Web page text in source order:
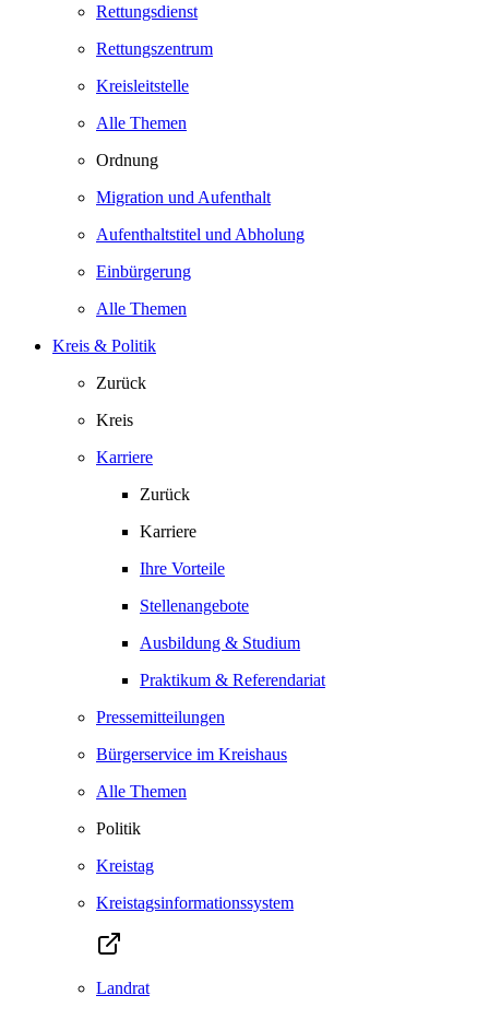
Rettungsdienst
Rettungszentrum
Kreisleitstelle
Alle Themen
Ordnung
Migration und Aufenthalt
Aufenthaltstitel und Abholung
Einbürgerung
Alle Themen
Kreis & Politik
Zurück
Kreis
Karriere
Zurück
Karriere
Ihre Vorteile
Stellenangebote
Ausbildung & Studium
Praktikum & Referendariat
Pressemitteilungen
Bürgerservice im Kreishaus
Alle Themen
Politik
Kreistag
Kreistagsinformationssystem
Landrat